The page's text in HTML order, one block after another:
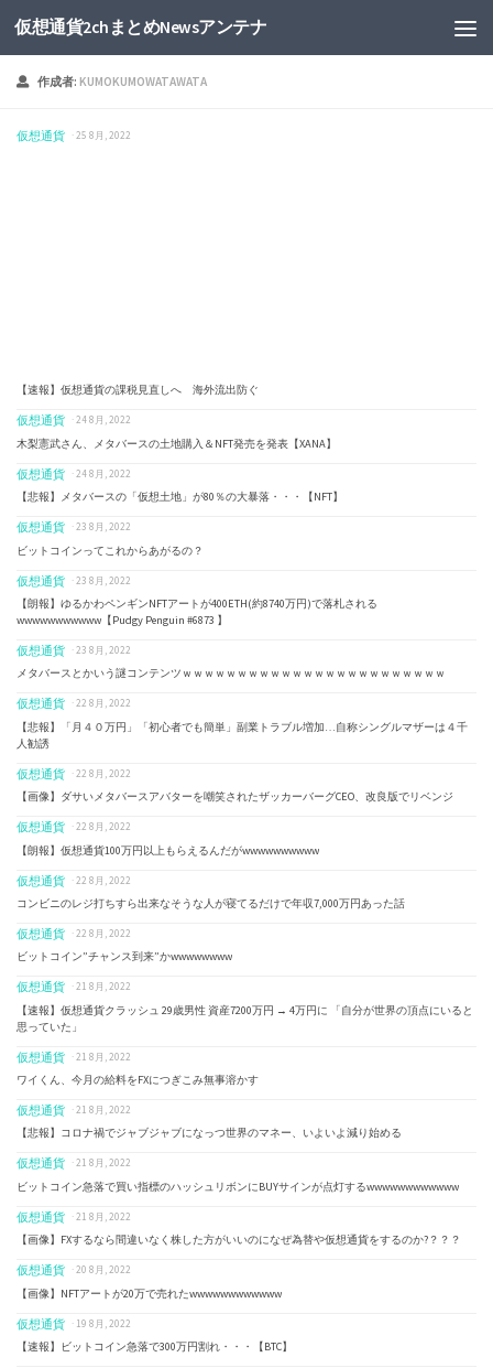
仮想通貨2chまとめNewsアンテナ
作成者: KUMOKUMOWATAWATA
仮想通貨 · 25 8月, 2022
【速報】仮想通貨の課税見直しへ 海外流出防ぐ
仮想通貨 · 24 8月, 2022
木梨憲武さん、メタバースの土地購入＆NFT発売を発表【XANA】
仮想通貨 · 24 8月, 2022
【悲報】メタバースの「仮想土地」が80％の大暴落・・・【NFT】
仮想通貨 · 23 8月, 2022
ビットコインってこれからあがるの？
仮想通貨 · 23 8月, 2022
【朗報】ゆるかわペンギンNFTアートが400ETH(約8740万円)で落札される
wwwwwwwwwww【Pudgy Penguin #6873 】
仮想通貨 · 23 8月, 2022
メタバースとかいう謎コンテンツｗｗｗｗｗｗｗｗｗｗｗｗｗｗｗｗｗｗｗｗｗｗｗｗ
仮想通貨 · 22 8月, 2022
【悲報】「月４０万円」「初心者でも簡単」副業トラブル増加…自称シングルマザーは４千
人勧誘
仮想通貨 · 22 8月, 2022
【画像】ダサいメタバースアバターを嘲笑されたザッカーバーグCEO、改良版でリベンジ
仮想通貨 · 22 8月, 2022
【朗報】仮想通貨100万円以上もらえるんだがwwwwwwwwww
仮想通貨 · 22 8月, 2022
コンビニのレジ打ちすら出来なそうな人が寝てるだけで年収7,000万円あった話
仮想通貨 · 22 8月, 2022
ビットコイン”チャンス到来”かwwwwwwww
仮想通貨 · 21 8月, 2022
【速報】仮想通貨クラッシュ 29歳男性 資産7200万円 → 4万円に 「自分が世界の頂点にいると
思っていた」
仮想通貨 · 21 8月, 2022
ワイくん、今月の給料をFXにつぎこみ無事溶かす
仮想通貨 · 21 8月, 2022
【悲報】コロナ禍でジャブジャブになっつ世界のマネー、いよいよ減り始める
仮想通貨 · 21 8月, 2022
ビットコイン急落で買い指標のハッシュリボンにBUYサインが点灯するwwwwwwwwwwww
仮想通貨 · 21 8月, 2022
【画像】FXするなら間違いなく株した方がいいのになぜ為替や仮想通貨をするのか?？？？
仮想通貨 · 20 8月, 2022
【画像】NFTアートが20万で売れたwwwwwwwwwwww
仮想通貨 · 19 8月, 2022
【速報】ビットコイン急落で300万円割れ・・・【BTC】